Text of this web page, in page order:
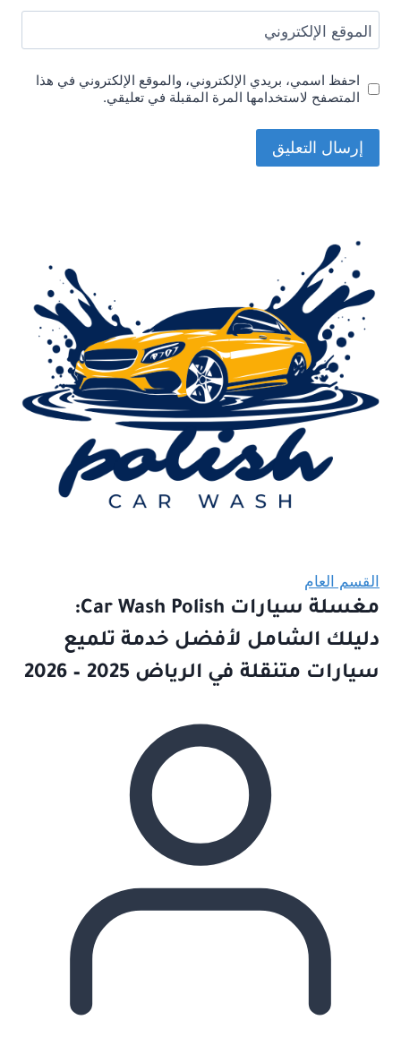
الموقع الإلكتروني
احفظ اسمي، بريدي الإلكتروني، والموقع الإلكتروني في هذا
المتصفح لاستخدامها المرة المقبلة في تعليقي.
القسم العام
مغسلة سيارات Car Wash Polish:
دليلك الشامل لأفضل خدمة تلميع
سيارات متنقلة في الرياض 2025 – 2026